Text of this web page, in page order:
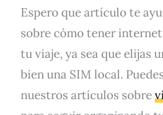
Espero que artículo te
sobre cómo tener
tu viaje, ya sea que elijas
bien una SIM local.
nuestros artículos sobre